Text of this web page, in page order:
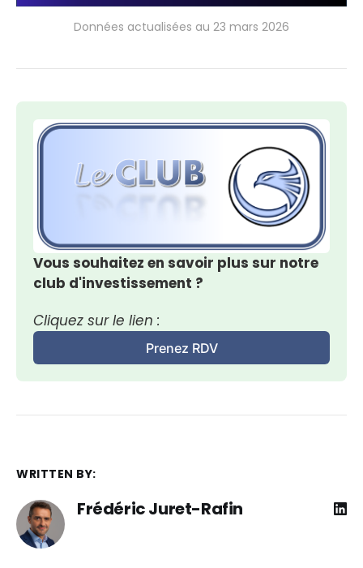
Données actualisées au 23 mars 2026
Vous souhaitez en savoir plus sur notre
club d'investissement ?
Cliquez sur le lien :
Prenez RDV
WRITTEN BY:
Frédéric Juret-Rafin